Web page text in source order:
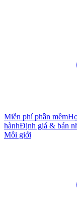
Miễn phí phần mềm
hànhĐịnh giá & bán
Môi giới